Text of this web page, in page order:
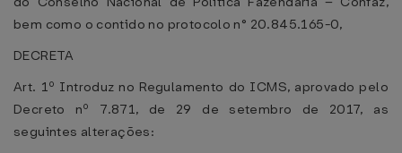
bem como o contido no protocolo n° 20.845.165-0,
DECRETA
Art. 1º Introduz no Regulamento do ICMS, aprovado pelo
Decreto nº 7.871, de 29 de setembro de 2017, as
seguintes alterações: